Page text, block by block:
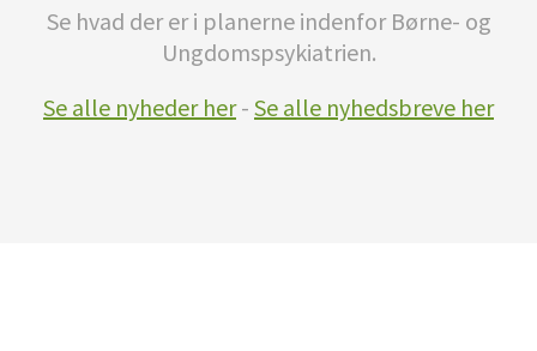
Se hvad der er i planerne indenfor Børne- og
Ungdomspsykiatrien.
Se alle nyheder her- Se alle nyhedsbreve her